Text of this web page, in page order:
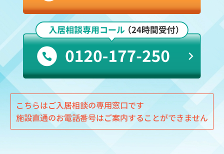
こちらはご入居相談の専用窓口です
施設直通のお電話番号はご案内することができません